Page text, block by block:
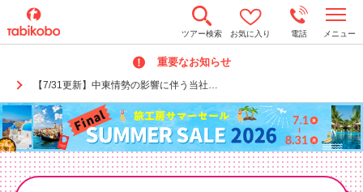
ツアー検索 お気に入り 電話 メニュー
重要なお知らせ
【7/31更新】中東情勢の影響に伴う当社…
o
n
a
v
i
g
a
t
i